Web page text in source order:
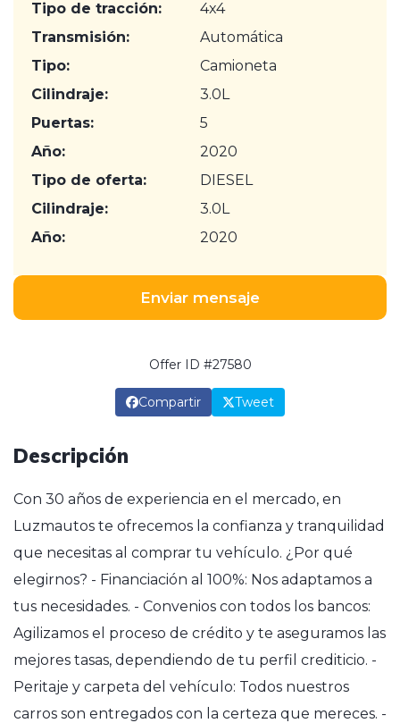
Tipo de tracción:
4x4
Transmisión:
Automática
Tipo:
Camioneta
Cilindraje:
3.0L
Puertas:
5
Año:
2020
Tipo de oferta:
DIESEL
Cilindraje:
3.0L
Año:
2020
Enviar mensaje
Offer ID #27580
Compartir Tweet
Descripción
Con 30 años de experiencia en el mercado, en
Luzmautos te ofrecemos la confianza y tranquilidad
que necesitas al comprar tu vehículo. ¿Por qué
elegirnos? - Financiación al 100%: Nos adaptamos a
tus necesidades. - Convenios con todos los bancos:
Agilizamos el proceso de crédito y te aseguramos las
mejores tasas, dependiendo de tu perfil crediticio. -
Peritaje y carpeta del vehículo: Todos nuestros
carros son entregados con la certeza que mereces. -